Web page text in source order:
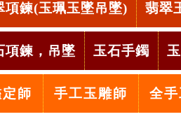
項鍊(玉珮玉墜吊墜) 翡翠
項鍊，吊墜 玉石手鐲
師 手工玉雕師 全